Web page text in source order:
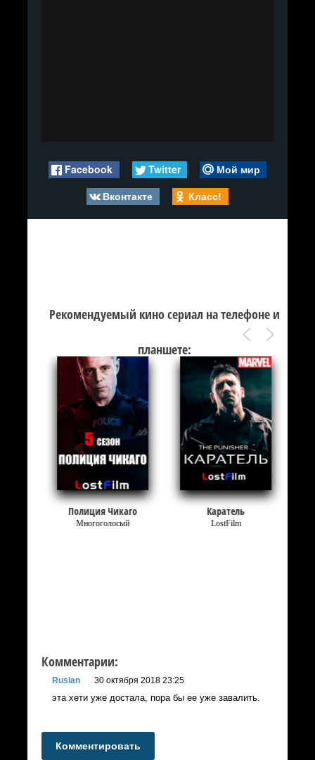
Facebook Twitter
Мой мир
Вконтакте
Класс!
Рекомендуемый кино сериал на телефоне и
планшете:
Полиция Чикаго
Многоголосый
Каратель
LostFilm
Комментарии:
Ruslan 30 октября 2018 23:25
эта хети уже достала, пора бы ее уже завалить.
Комментировать